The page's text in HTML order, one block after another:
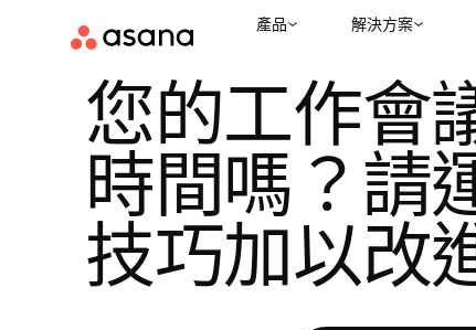
產品 解決方案
您的工作會
時間嗎？請
技巧加以改